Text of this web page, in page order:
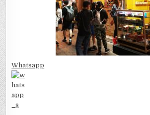
Whatsapp